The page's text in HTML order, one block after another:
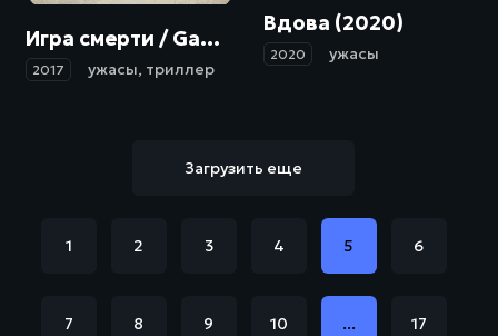
Игра смерти / Game of Death (2017)
2017 ужасы, триллер
Вдова (2020)
2020 ужасы
Загрузить еще
1 2 3 4 5 6
7 8 9 10 ... 17